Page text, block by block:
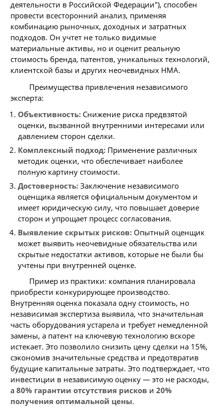
деятельности в Российской Федерации"), способен
провести всесторонний анализ, применяя
комбинацию рыночных, доходных и затратных
подходов. Он учтет не только видимые
материальные активы, но и оценит реальную
стоимость бренда, патентов, уникальных технологий,
клиентской базы и других неочевидных НМА.
Преимущества привлечения независимого
эксперта:
Объективность: Снижение риска предвзятой
оценки, вызванной внутренними интересами или
давлением сторон сделки.
Комплексный подход: Применение различных
методик оценки, что обеспечивает наиболее
полную картину стоимости.
Достоверность: Заключение независимого
оценщика является официальным документом и
имеет юридическую силу, что повышает доверие
сторон и упрощает процесс согласования.
Выявление скрытых рисков: Опытный оценщик
может выявить неочевидные обязательства или
скрытые недостатки активов, которые не были бы
учтены при внутренней оценке.
Пример из практики: компания планировала
приобрести конкурирующее производство.
Внутренняя оценка показала одну стоимость, но
независимая экспертиза выявила, что значительная
часть оборудования устарела и требует немедленной
замены, а патент на ключевую технологию вскоре
истекает. Это позволило снизить цену сделки на 15%,
сэкономив значительные средства и предотвратив
будущие капитальные затраты. Это подтверждает, что
инвестиции в независимую оценку — это не расходы,
а 80% гарантии отсутствия рисков и 20%
получения оптимальной цены.